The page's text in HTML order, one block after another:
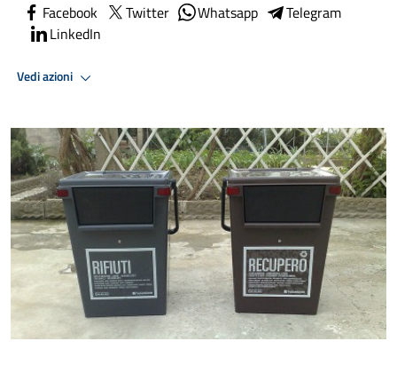
Facebook Twitter Whatsapp
Telegram
LinkedIn
Vedi azioni